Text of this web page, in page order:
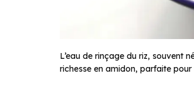
L’eau de rinçage du riz, souvent
richesse en amidon, parfaite